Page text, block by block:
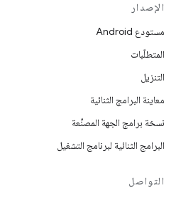
الإصدار
مستودع Android
المتطلّبات
التنزيل
معاينة البرامج الثنائية
نسخة برامج الجهة المصنِّعة
البرامج الثنائية لبرنامج التشغيل
التواصل